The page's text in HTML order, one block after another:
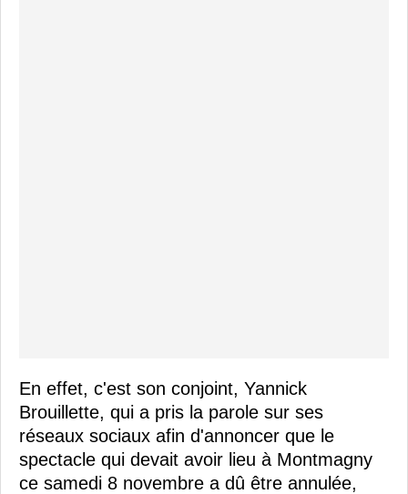
En effet, c'est son conjoint, Yannick
Brouillette, qui a pris la parole sur ses
réseaux sociaux afin d'annoncer que le
spectacle qui devait avoir lieu à Montmagny
ce samedi 8 novembre a dû être annulée,